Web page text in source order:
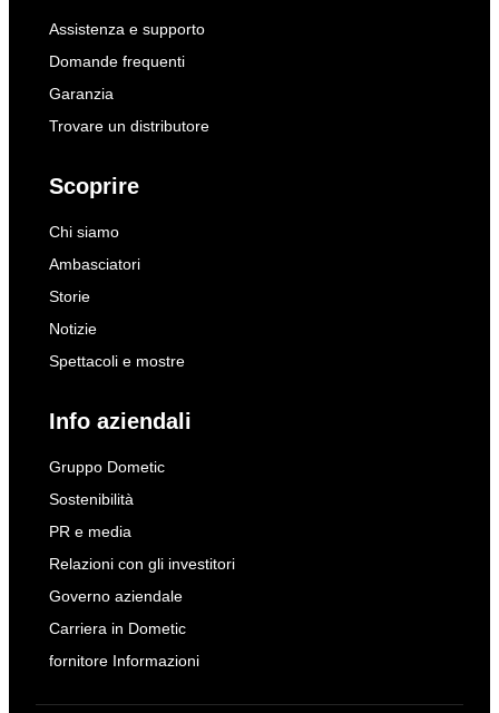
Assistenza e supporto
Domande frequenti
Garanzia
Trovare un distributore
Scoprire
Chi siamo
Ambasciatori
Storie
Notizie
Spettacoli e mostre
Info aziendali
Gruppo Dometic
Sostenibilità
PR e media
Relazioni con gli investitori
Governo aziendale
Carriera in Dometic
fornitore Informazioni